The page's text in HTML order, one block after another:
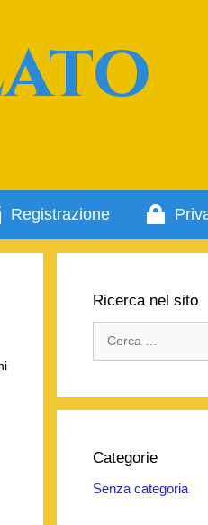
Registrazione
Ricerca nel sito
per:
Categorie
Senza categoria